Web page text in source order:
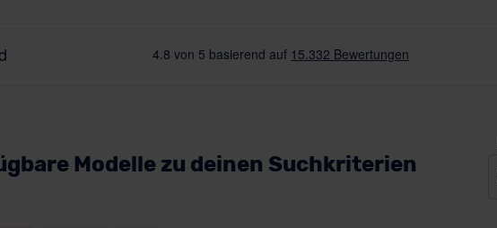
Modelle zu deinen Suchkriterien